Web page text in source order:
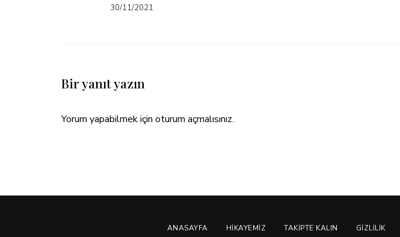
30/11/2021
Bir yanıt yazın
Yorum yapabilmek için oturum açmalısınız.
ANASAYFA HIKAYEMIZ TAKIPTE KALIN GIZLILIK